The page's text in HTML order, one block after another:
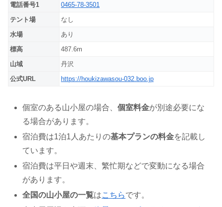
電話番号1
0465-78-3501
テント場
なし
水場
あり
標高
487.6m
山域
丹沢
公式URL
https://houkizawasou-032.boo.jp
個室のある山小屋の場合、個室料金が別途必要にな
る場合があります。
宿泊費は1泊1人あたりの基本プランの料金を記載し
ています。
宿泊費は平日や週末、繁忙期などで変動になる場合
があります。
全国の山小屋の一覧はこちらです。